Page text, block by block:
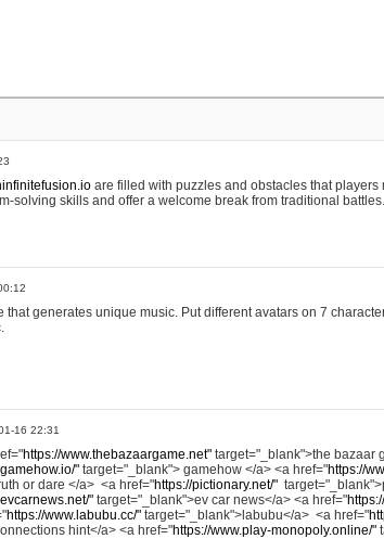
are filled with puzzles and obstacles that players
solving skills and offer a welcome break from traditional battles.
that generates unique music. Put different avatars on 7
16 22:31
https://www.thebazaargame.net" target="_blank">the bazaar
" target="_blank"> gamehow </a> <a href="https://
or dare </a> <a href="https://pictionary.net/"
" target="_blank">ev car news</a> <a href="
https://www.labubu.cc/" target="_blank">labubu</a> <a href="
hint</a> <a href="https://www.play-monopoly.online/"